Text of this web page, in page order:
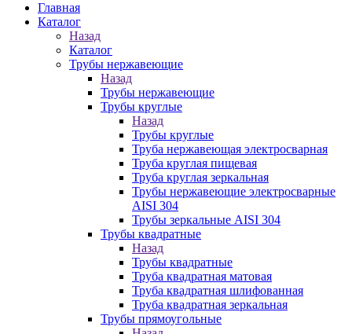
Главная
Каталог
Назад
Каталог
Трубы нержавеющие
Назад
Трубы нержавеющие
Трубы круглые
Назад
Трубы круглые
Труба нержавеющая электросварная
Труба круглая пищевая
Труба круглая зеркальная
Трубы нержавеющие электросварные
AISI 304
Трубы зеркальные AISI 304
Трубы квадратные
Назад
Трубы квадратные
Труба квадратная матовая
Труба квадратная шлифованная
Труба квадратная зеркальная
Трубы прямоугольные